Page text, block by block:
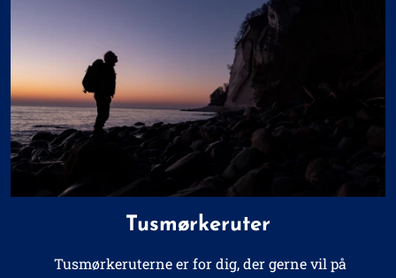
Tusmørkeruter
Tusmørkeruterne er for dig, der gerne vil på